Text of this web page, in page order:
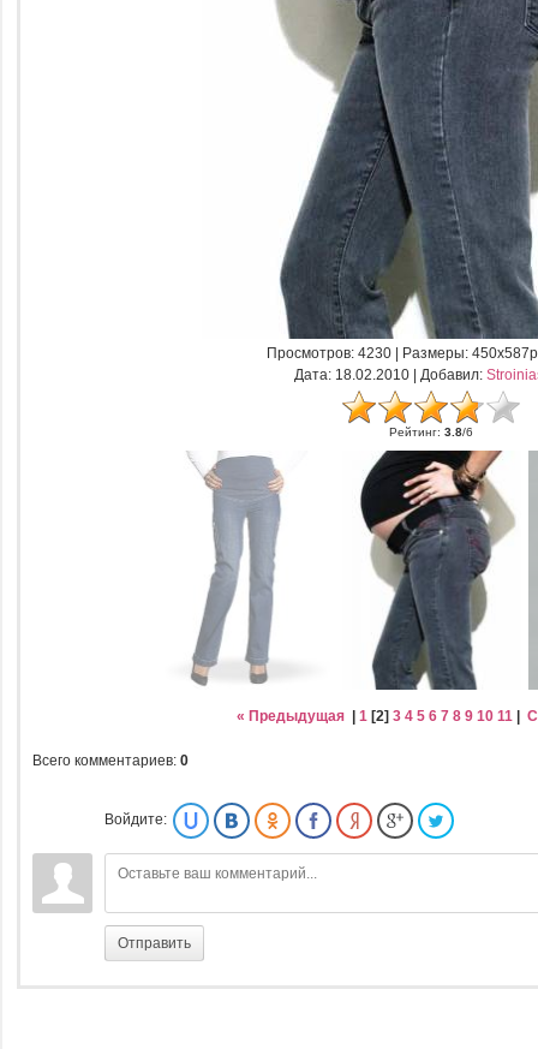
Просмотров: 4230 | Размеры:
Дата: 18.02.2010 | Добавил:
Рейтинг: 3.8/6
« Предыдущая| 1[2] 3 4 5 6 7 8 9 10 11|
Всего комментариев: 0
Войдите:
Отправить